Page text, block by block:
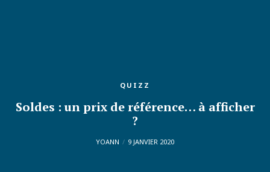
QUIZZ
Soldes : un prix de référence… à afficher
?
YOANN 9 JANVIER 2020